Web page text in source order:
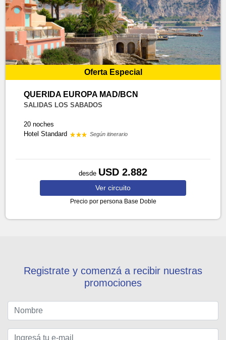
Oferta Especial
QUERIDA EUROPA MAD/BCN
SALIDAS LOS SABADOS
20 noches
Hotel Standard
Según itinerario
desde USD 2.882
Ver circuito
Precio por persona Base Doble
Registrate y comenzá a recibir nuestras
promociones